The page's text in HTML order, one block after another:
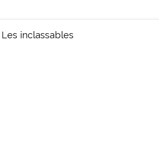
Les inclassables